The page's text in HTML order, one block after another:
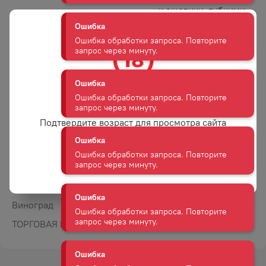
и ежевики, гибкими
вина преобладают
тона темных фруктов
и ягод и нотки
Гастрономические
Вино хорошо
с олениной,
Красное
Виноград
ТОРГОВАЯ МАРКА
запрос через минуту.
Ошибка
Ошибка обработки запроса. Повторите
запрос через минуту.
Ошибка
Ошибка обработки запроса. Повторите
запрос через минуту.
Ошибка
Ошибка обработки запроса. Повторите
запрос через минуту.
Ошибка
Ошибка обработки запроса. Повторите
запрос через минуту.
Вам уже есть 18 лет?
Подтвердите возраст для просмотра сайта
Да